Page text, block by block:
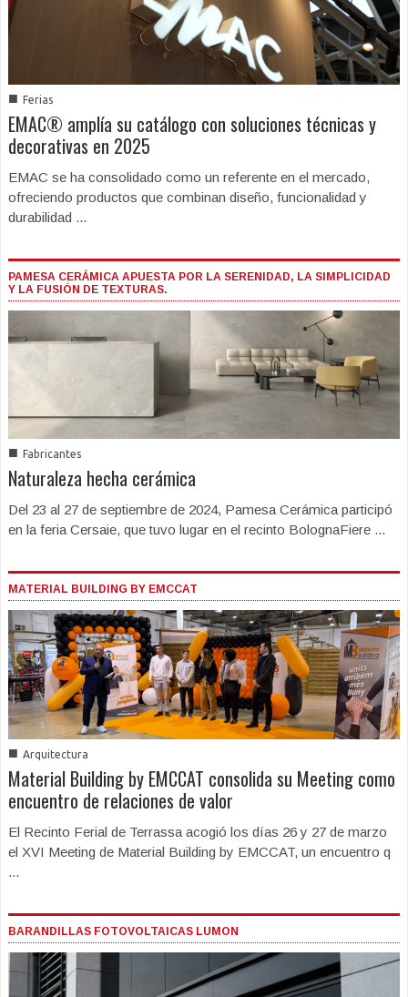
■ Ferias
EMAC® amplía su catálogo con soluciones técnicas y
decorativas en 2025
EMAC se ha consolidado como un referente en el mercado,
ofreciendo productos que combinan diseño, funcionalidad y
durabilidad ...
PAMESA CERÁMICA APUESTA POR LA SERENIDAD, LA SIMPLICIDAD
Y LA FUSIÓN DE TEXTURAS.
■ Fabricantes
Naturaleza hecha cerámica
Del 23 al 27 de septiembre de 2024, Pamesa Cerámica participó
en la feria Cersaie, que tuvo lugar en el recinto BolognaFiere ...
MATERIAL BUILDING BY EMCCAT
■ Arquitectura
Material Building by EMCCAT consolida su Meeting como
encuentro de relaciones de valor
El Recinto Ferial de Terrassa acogió los días 26 y 27 de marzo
el XVI Meeting de Material Building by EMCCAT, un encuentro q
...
BARANDILLAS FOTOVOLTAICAS LUMON